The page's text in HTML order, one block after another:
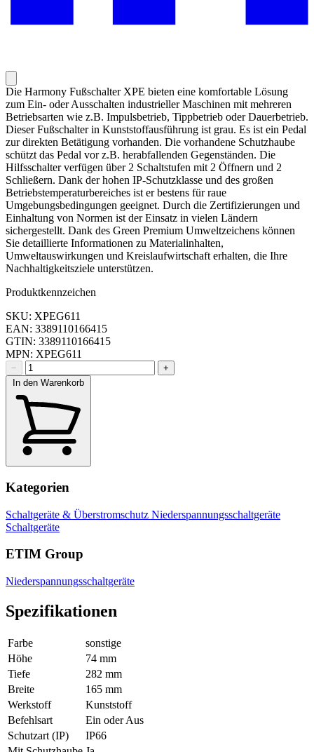
Die Harmony Fußschalter XPE bieten eine komfortable Lösung
zum Ein- oder Ausschalten industrieller Maschinen mit mehreren
Betriebsarten wie z.B. Impulsbetrieb, Tippbetrieb oder Dauerbetrieb.
Dieser Fußschalter in Kunststoffausführung ist grau. Es ist ein Pedal
zur direkten Betätigung vorhanden. Die vorhandene Schutzhaube
schützt das Pedal vor z.B. herabfallenden Gegenständen. Die
Hilfsschalter verfügen über 2 Schaltstufen mit 2 Öffnern und 2
Schließern. Dank der hohen IP-Schutzklasse und des großen
Betriebstemperaturbereiches ist er bestens für raue
Umgebungsbedingungen geeignet. Durch die Zertifizierungen und
Einhaltung von Normen ist der Einsatz in vielen Ländern
sichergestellt. Dank des Green Premium Umweltzeichens können
Sie detaillierte Informationen zu Materialinhalten,
Umweltauswirkungen und Kreislaufwirtschaft erhalten, die Ihre
Nachhaltigkeitsziele unterstützen.
Produktkennzeichen
SKU: XPEG611
EAN: 3389110166415
GTIN: 3389110166415
MPN: XPEG611
−
+
In den Warenkorb
Kategorien
Schaltgeräte & Überstromschutz Niederspannungsschaltgeräte
Schaltgeräte
ETIM Group
Niederspannungsschaltgeräte
Spezifikationen
Farbe
sonstige
Höhe
74 mm
Tiefe
282 mm
Breite
165 mm
Werkstoff
Kunststoff
Befehlsart
Ein oder Aus
Schutzart (IP)
IP66